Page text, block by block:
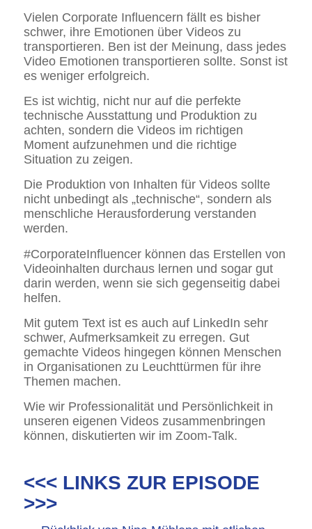
Vielen Corporate Influencern fällt es bisher
schwer, ihre Emotionen über Videos zu
transportieren. Ben ist der Meinung, dass jedes
Video Emotionen transportieren sollte. Sonst ist
es weniger erfolgreich.
Es ist wichtig, nicht nur auf die perfekte
technische Ausstattung und Produktion zu
achten, sondern die Videos im richtigen
Moment aufzunehmen und die richtige
Situation zu zeigen.
Die Produktion von Inhalten für Videos sollte
nicht unbedingt als „technische“, sondern als
menschliche Herausforderung verstanden
werden.
#CorporateInfluencer können das Erstellen von
Videoinhalten durchaus lernen und sogar gut
darin werden, wenn sie sich gegenseitig dabei
helfen.
Mit gutem Text ist es auch auf LinkedIn sehr
schwer, Aufmerksamkeit zu erregen. Gut
gemachte Videos hingegen können Menschen
in Organisationen zu Leuchttürmen für ihre
Themen machen.
Wie wir Professionalität und Persönlichkeit in
unseren eigenen Videos zusammenbringen
können, diskutierten wir im Zoom-Talk.
<<< LINKS ZUR EPISODE
>>>